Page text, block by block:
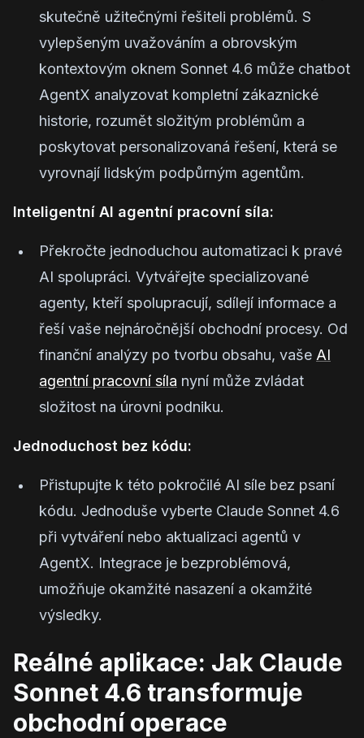
skutečně užitečnými řešiteli problémů. S
vylepšeným uvažováním a obrovským
kontextovým oknem Sonnet 4.6 může chatbot
AgentX analyzovat kompletní zákaznické
historie, rozumět složitým problémům a
poskytovat personalizovaná řešení, která se
vyrovnají lidským podpůrným agentům.
Inteligentní AI agentní pracovní síla:
Překročte jednoduchou automatizaci k pravé
AI spolupráci. Vytvářejte specializované
agenty, kteří spolupracují, sdílejí informace a
řeší vaše nejnáročnější obchodní procesy. Od
finanční analýzy po tvorbu obsahu, vaše AI
agentní pracovní síla nyní může zvládat
složitost na úrovni podniku.
Jednoduchost bez kódu:
Přistupujte k této pokročilé AI síle bez psaní
kódu. Jednoduše vyberte Claude Sonnet 4.6
při vytváření nebo aktualizaci agentů v
AgentX. Integrace je bezproblémová,
umožňuje okamžité nasazení a okamžité
výsledky.
Reálné aplikace: Jak Claude
Sonnet 4.6 transformuje
obchodní operace